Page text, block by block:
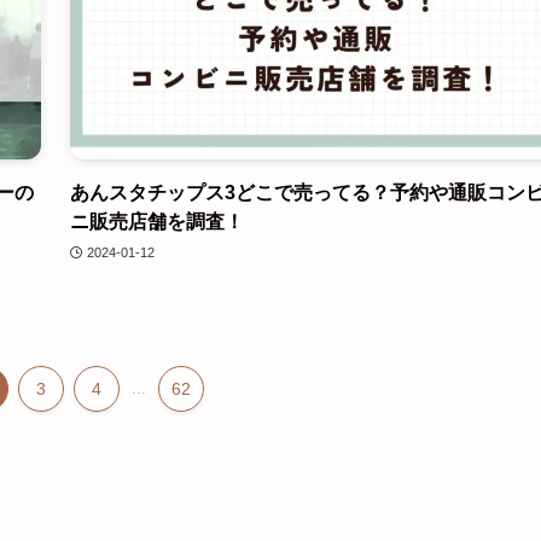
の
あんスタチップス3どこで売ってる？予約や通販コン
ニ販売店舗を調査！
2024-01-12
3 4 62